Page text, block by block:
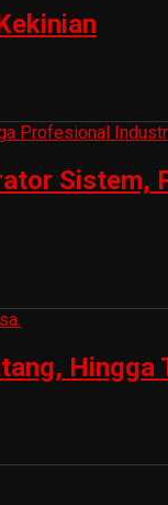
Sistem,
Hingga